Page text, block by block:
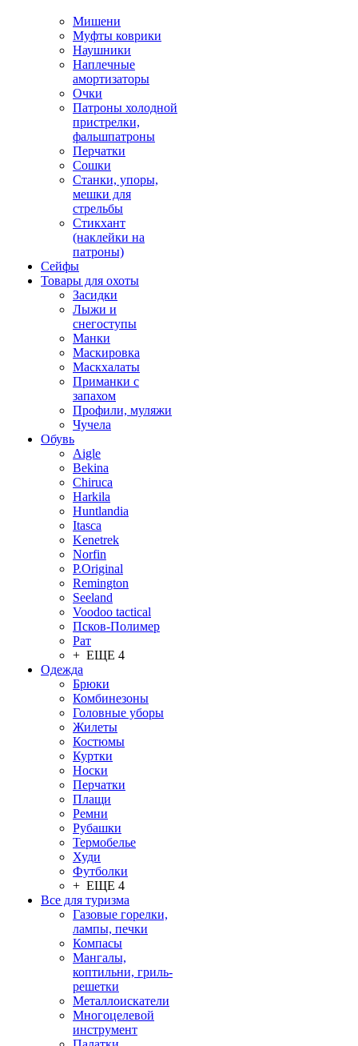
Мишени
Муфты коврики
Наушники
Наплечные
амортизаторы
Очки
Патроны холодной
пристрелки,
фальшпатроны
Перчатки
Сошки
Станки, упоры,
мешки для
стрельбы
Стикхант
(наклейки на
патроны)
Сейфы
Товары для охоты
Засидки
Лыжи и
снегоступы
Манки
Маскировка
Маскхалаты
Приманки с
запахом
Профили, муляжи
Чучела
Обувь
Aigle
Bekina
Chiruсa
Harkila
Huntlandia
Itasca
Kenetrek
Norfin
P.Original
Remington
Seeland
Voodoo tactical
Псков-Полимер
Рат
+ ЕЩЕ 4
Одежда
Брюки
Комбинезоны
Головные уборы
Жилеты
Костюмы
Куртки
Носки
Перчатки
Плащи
Ремни
Рубашки
Термобелье
Худи
Футболки
+ ЕЩЕ 4
Все для туризма
Газовые горелки,
лампы, печки
Компасы
Мангалы,
коптильни, гриль-
решетки
Металлоискатели
Многоцелевой
инструмент